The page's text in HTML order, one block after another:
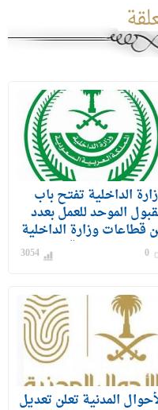
الداخلية تفتح باب
الموحد للعمل بعدد
قطاعات وزارة الداخلية
رتبة وكيل رقيب –
للرجال 0
3054
المدنية تعلن تعديل